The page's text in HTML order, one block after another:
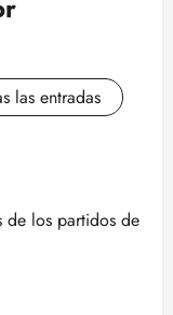
las entradas
de los partidos de